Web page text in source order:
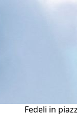
Fedeli in